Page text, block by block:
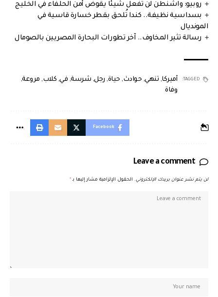
روبيو: واشنطن لن تفعل شيئا يقوض أمن الحلفاء في الخليج
بسداسية نظيفة.. كندا تُلحق بقطر خسارة قاسية في
المونديال
رسالة تثير المخاوف.. آخر تطورات البحارة المصريين بالصومال
TAGGED: أميركا, تنهي, حوادث, حياة, رجل, شرسة, في, كلاب, مروعة,
وفاة
Facebook
Leave a comment
لن يتم نشر عنوان بريدك الإلكتروني. الحقول الإلزامية مشار إليها بـ *